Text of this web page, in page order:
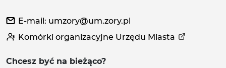
E-mail: umzory@um.zory.pl
Komórki organizacyjne Urzędu Miasta
Chcesz być na bieżąco?